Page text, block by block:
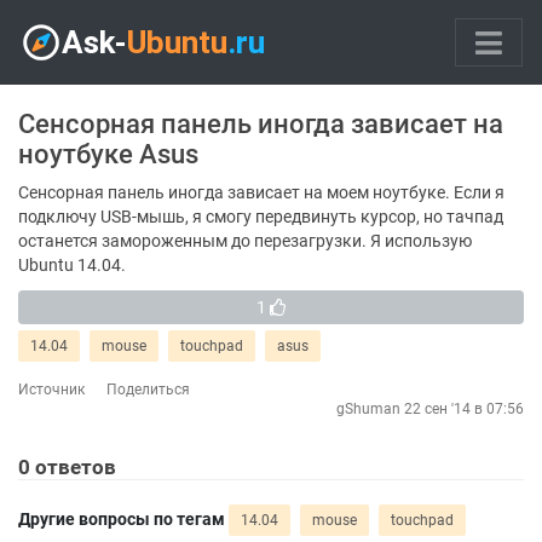
Сенсорная панель иногда зависает на
ноутбуке Asus
Сенсорная панель иногда зависает на моем ноутбуке. Если я
подключу USB-мышь, я смогу передвинуть курсор, но тачпад
останется замороженным до перезагрузки. Я использую
Ubuntu 14.04.
1
14.04 mouse touchpad asus
Источник
Поделиться
gShuman 22 сен '14 в 07:56
0 ответов
Другие вопросы по тегам 14.04 mouse touchpad